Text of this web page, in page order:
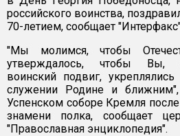
российского воинства,
70-летием, сообщает
"Мы молимся, чтобы
утверждалось, чтобы Вы,
воинский подвиг,
служении Родине и
Успенском соборе Кремля
знамени полка, сообщает
"Православная энциклопедия".